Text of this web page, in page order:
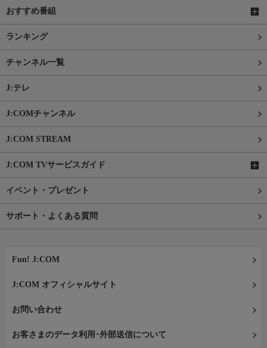
おすすめ番組
ランキング
チャンネル一覧
J:テレ
J:COMチャンネル
J:COM STREAM
J:COM TVサービスガイド
イベント・プレゼント
サポート・よくある質問
Fun! J:COM
J:COM オフィシャルサイト
お問い合わせ
お客さまのデータ利用･外部送信について